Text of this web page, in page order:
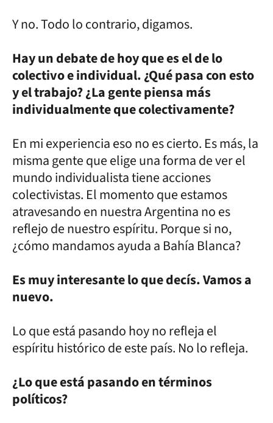
Y no. Todo lo contrario, digamos.
Hay un debate de hoy que es el de lo
colectivo e individual. ¿Qué pasa con esto
y el trabajo? ¿La gente piensa más
individualmente que colectivamente?
En mi experiencia eso no es cierto. Es más, la
misma gente que elige una forma de ver el
mundo individualista tiene acciones
colectivistas. El momento que estamos
atravesando en nuestra Argentina no es
reflejo de nuestro espíritu. Porque si no,
¿cómo mandamos ayuda a Bahía Blanca?
Es muy interesante lo que decís. Vamos a
nuevo.
Lo que está pasando hoy no refleja el
espíritu histórico de este país. No lo refleja.
¿Lo que está pasando en términos
políticos?